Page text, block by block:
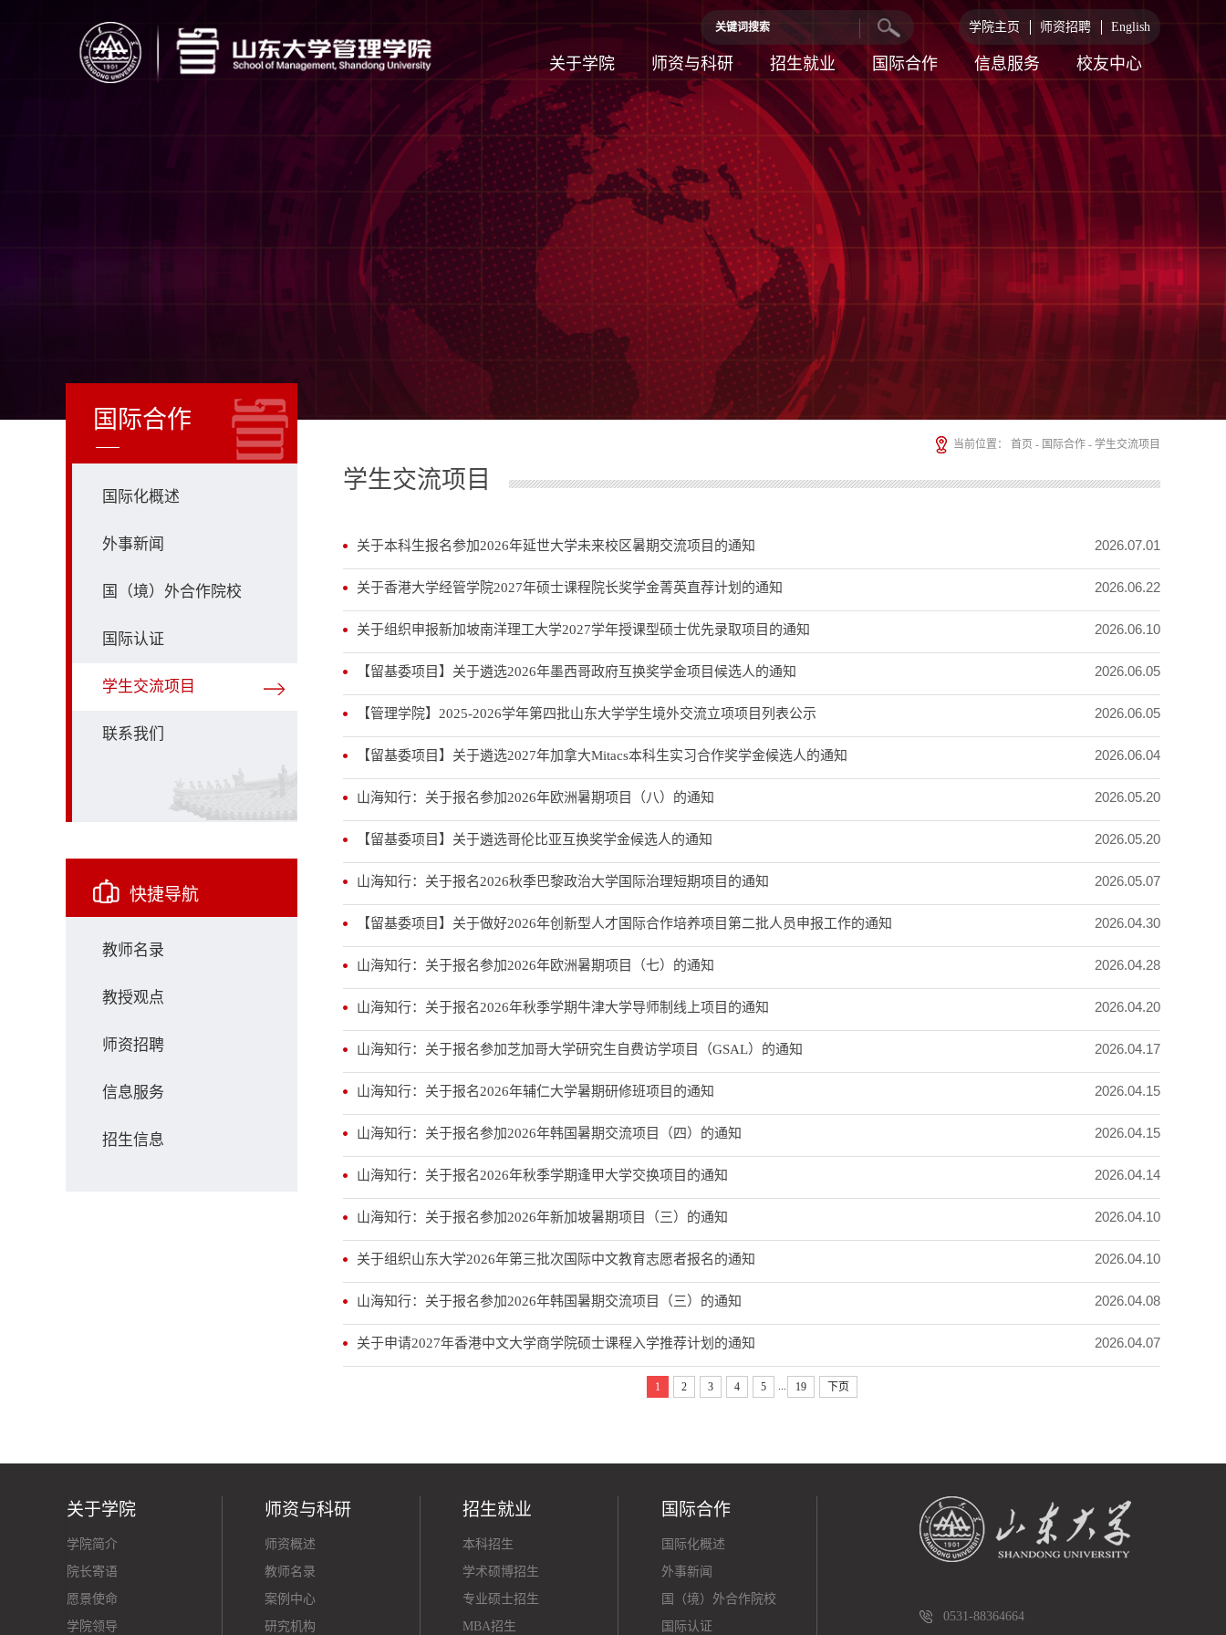
学院主页 师资招聘 English
关于学院 师资与科研 招生就业 国际合作 信息服务 校友中心
国际合作
国际化概述
外事新闻
国（境）外合作院校
国际认证
学生交流项目
联系我们
快捷导航
教师名录
教授观点
师资招聘
信息服务
招生信息
当前位置： 首页 - 国际合作 - 学生交流项目
学生交流项目
2026.07.01
关于本科生报名参加2026年延世大学未来校区暑期交流项目的通知
2026.06.22
关于香港大学经管学院2027年硕士课程院长奖学金菁英直荐计划的通知
2026.06.10
关于组织申报新加坡南洋理工大学2027学年授课型硕士优先录取项目的通知
2026.06.05
【留基委项目】关于遴选2026年墨西哥政府互换奖学金项目候选人的通知
2026.06.05
【管理学院】2025-2026学年第四批山东大学学生境外交流立项项目列表公示
2026.06.04
【留基委项目】关于遴选2027年加拿大Mitacs本科生实习合作奖学金候选人的通知
2026.05.20
山海知行：关于报名参加2026年欧洲暑期项目（八）的通知
2026.05.20
【留基委项目】关于遴选哥伦比亚互换奖学金候选人的通知
2026.05.07
山海知行：关于报名2026秋季巴黎政治大学国际治理短期项目的通知
2026.04.30
【留基委项目】关于做好2026年创新型人才国际合作培养项目第二批人员申报工作的通知
2026.04.28
山海知行：关于报名参加2026年欧洲暑期项目（七）的通知
2026.04.20
山海知行：关于报名2026年秋季学期牛津大学导师制线上项目的通知
2026.04.17
山海知行：关于报名参加芝加哥大学研究生自费访学项目（GSAL）的通知
2026.04.15
山海知行：关于报名2026年辅仁大学暑期研修班项目的通知
2026.04.15
山海知行：关于报名参加2026年韩国暑期交流项目（四）的通知
2026.04.14
山海知行：关于报名2026年秋季学期逢甲大学交换项目的通知
2026.04.10
山海知行：关于报名参加2026年新加坡暑期项目（三）的通知
2026.04.10
关于组织山东大学2026年第三批次国际中文教育志愿者报名的通知
2026.04.08
山海知行：关于报名参加2026年韩国暑期交流项目（三）的通知
2026.04.07
关于申请2027年香港中文大学商学院硕士课程入学推荐计划的通知
1 2 3 4 5 19 下页
关于学院
学院简介
院长寄语
愿景使命
学院领导
师资与科研
师资概述
教师名录
案例中心
研究机构
招生就业
本科招生
学术硕博招生
专业硕士招生
MBA招生
国际合作
国际化概述
外事新闻
国（境）外合作院校
国际认证
0531-88364664